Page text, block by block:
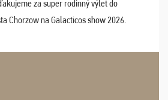
za super rodinný výlet do
Chorzow na Galacticos show 2026.
zábavný park Legendia, previe ...